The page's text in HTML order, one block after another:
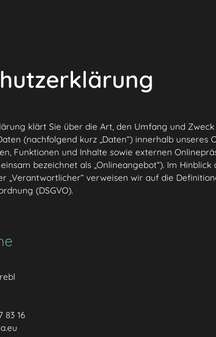
klärt Sie über die Art, den Umfang und
(nachfolgend kurz „Daten“) innerhalb unseres
Funktionen und Inhalte sowie externen
bezeichnet als „Onlineangebot“). Im
„Verantwortlicher“ verweisen wir auf die
(DSGVO).
83 16